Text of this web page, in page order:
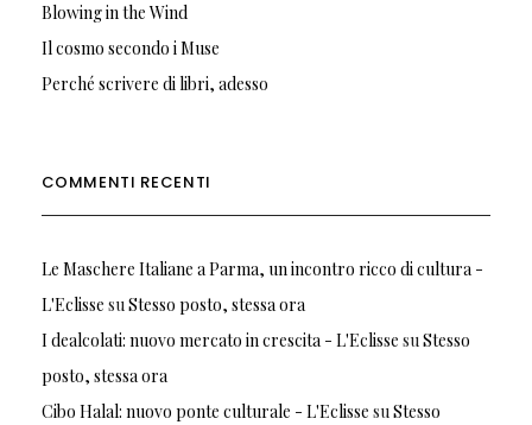
Blowing in the Wind
Il cosmo secondo i Muse
Perché scrivere di libri, adesso
COMMENTI RECENTI
Le Maschere Italiane a Parma, un incontro ricco di cultura -
L'Eclisse suStesso posto, stessa ora
I dealcolati: nuovo mercato in crescita - L'Eclisse suStesso
posto, stessa ora
Cibo Halal: nuovo ponte culturale - L'Eclisse suStesso